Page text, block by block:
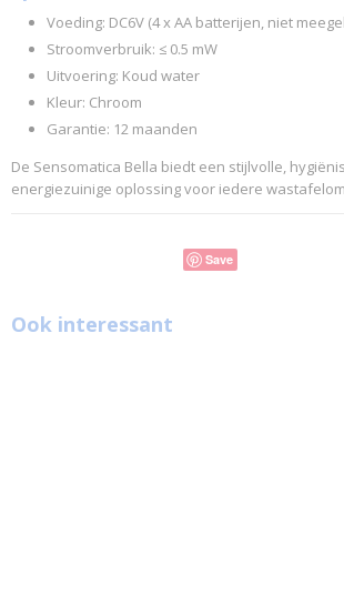
Voeding: DC6V (4 x AA batterijen, niet
Stroomverbruik: ≤ 0.5 mW
Uitvoering: Koud water
Kleur: Chroom
Garantie: 12 maanden
De Sensomatica Bella biedt een stijlvolle,
energiezuinige oplossing voor iedere
Save
Ook interessant